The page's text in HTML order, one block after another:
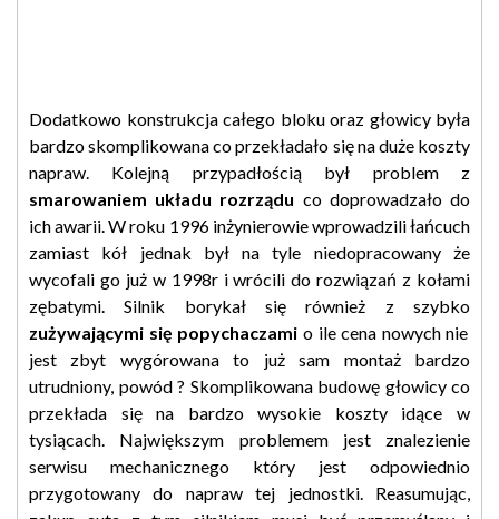
Dodatkowo konstrukcja całego bloku oraz głowicy była
bardzo skomplikowana co przekładało się na duże koszty
napraw. Kolejną przypadłością był problem z
smarowaniem układu rozrządu co doprowadzało do
ich awarii. W roku 1996 inżynierowie wprowadzili łańcuch
zamiast kół jednak był na tyle niedopracowany że
wycofali go już w 1998r i wrócili do rozwiązań z kołami
zębatymi. Silnik borykał się również z szybko
zużywającymi się popychaczami o ile cena nowych nie
jest zbyt wygórowana to już sam montaż bardzo
utrudniony, powód ? Skomplikowana budowę głowicy co
przekłada się na bardzo wysokie koszty idące w
tysiącach. Największym problemem jest znalezienie
serwisu mechanicznego który jest odpowiednio
przygotowany do napraw tej jednostki. Reasumując,